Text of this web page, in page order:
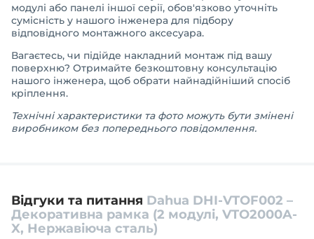
модулі або панелі іншої серії, обов'язково уточніть
сумісність у нашого інженера для підбору
відповідного монтажного аксесуара.
Вагаєтесь, чи підійде накладний монтаж під вашу
поверхню? Отримайте безкоштовну консультацію
нашого інженера, щоб обрати найнадійніший спосіб
кріплення.
Технічні характеристики та фото можуть бути змінені
виробником без попереднього повідомлення.
Відгуки та питання Dahua DHI-VTOF002 –
Декоративна рамка (2 модулі, VTO2000A-
X, Нержавіюча сталь)